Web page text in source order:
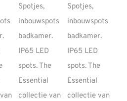
REVIEWS
INFO